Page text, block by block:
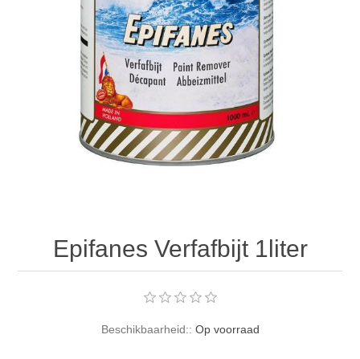
Epifanes Verfafbijt 1liter
Beschikbaarheid:: Op voorraad